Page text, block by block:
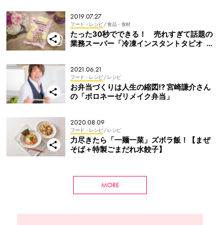
2019.07.27
フード・レシピ/ 食品・食材
たった30秒でできる！ 売れすぎて話題の
業務スーパー「冷凍インスタントタピオ
2021.06.21
フード・レシピ/ レシピ
お弁当づくりは人生の縮図⁉ 宮崎謙介さん
の「ボロネーゼリメイク弁当」
2020.08.09
フード・レシピ/ レシピ
力尽きたら「一麺一菜」ズボラ飯！【まぜ
そば＋特製ごまだれ水餃子】
MORE